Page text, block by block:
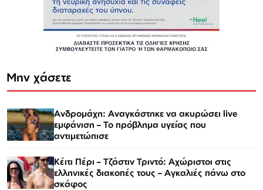
Μην χάσετε
Ανδρομάχη: Αναγκάστηκε να ακυρώσει live
εμφάνιση – Το πρόβλημα υγείας που
αντιμετώπισε
Κέιτι Πέρι – Τζάστιν Τριντό: Αχώριστοι στις
ελληνικές διακοπές τους – Αγκαλιές πάνω στο
σκάφος